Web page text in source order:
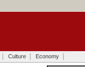
Culture Economy